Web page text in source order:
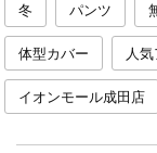
冬 パンツ
体型カバー 人
イオンモール成田店